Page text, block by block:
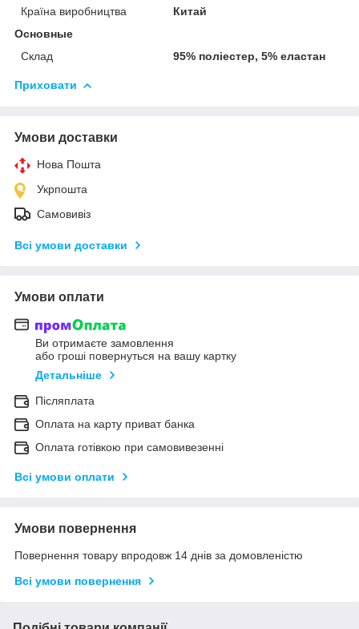
Країна виробництва
Китай
Основные
Склад
95% поліестер, 5% еластан
Приховати
Умови доставки
Нова Пошта
Укрпошта
Самовивіз
Всі умови доставки
Умови оплати
Ви отримаєте замовлення
або гроші повернуться на вашу картку
Детальніше
Післяплата
Оплата на карту приват банка
Оплата готівкою при самовивезенні
Всі умови оплати
Умови повернення
Повернення товару впродовж 14 днів за домовленістю
Всі умови повернення